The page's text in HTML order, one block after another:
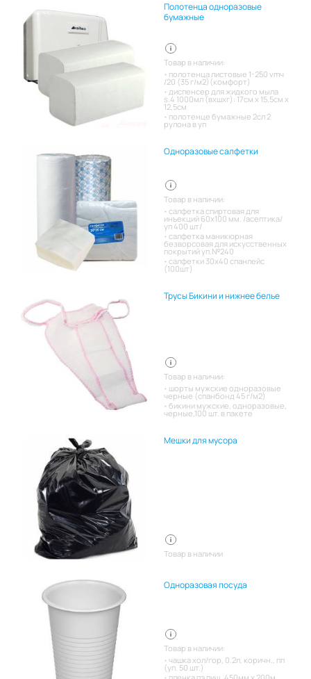
Полотенца одноразовые
бумажные
Товар в наличии:
полотенца листовые 1-250 vmч
/20 (35 г/м2)(комфорт)
диспенсер для жидкого мыла
s.4 1000мл (вхшхг): 17см x 15,5см x
12,5см
полотенце бумажные 2сл 2
рулона в уп
Одноразовые салфетки
Товар в наличии:
салфетка спиртовая для
инъекций 60х100 мм. /асептика/
уп 400 шт/
салфетка маникюрная
безворсовая для искусственных
покрытий уп.№240
салфетки 30х40 спанлейс
(100шт)
Трусы Бикини и нижнее белье
Товар в наличии:
шорты мужские одноразовые
черные (спанбонд 45 г/м2)
бикини мужские, одноразовые,
черные,100 шт. в пакете
Мешки для мусора
Товар в наличии
Одноразовая посуда
Товар в наличии:
чашка хол/гор, 0.2л, коричн., пп
(уп. 50 шт.)